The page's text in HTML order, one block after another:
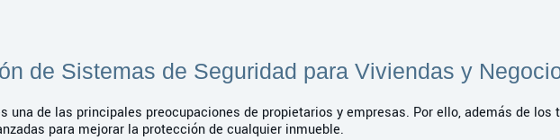
de Sistemas de Seguridad para Viviendas y
una de las principales preocupaciones de propietarios y empresas. Por ello, además de los
para mejorar la protección de cualquier inmueble.